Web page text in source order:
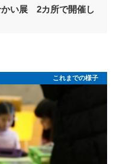
かい展 2カ所で開催し
これまでの様子